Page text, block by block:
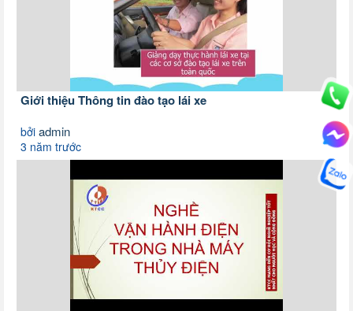
Giới thiệu Thông tin đào tạo lái xe
bởi admin
3 năm trước